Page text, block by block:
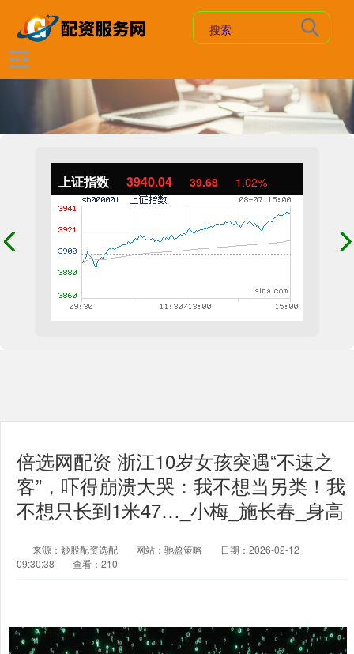
上证指数 3940.04 39.68 1.02%
倍选网配资 浙江10岁女孩突遇“不速之
客”，吓得崩溃大哭：我不想当另类！我
不想只长到1米47…_小梅_施长春_身高
来源：炒股配资选配 网站：驰盈策略
日期：2026-02-12
09:30:38
查看：210